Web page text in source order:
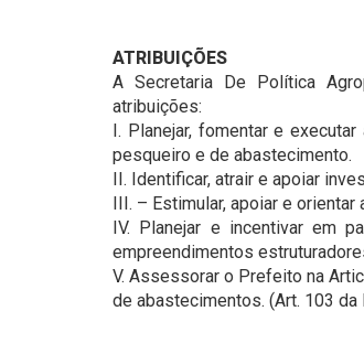
ATRIBUIÇÕES
A Secretaria De Política
atribuições:
I. Planejar, fomentar e
pesqueiro e de abastecimento.
II. Identificar, atrair e apoiar
III. – Estimular, apoiar e
IV. Planejar e incentivar em
empreendimentos
V. Assessorar o Prefeito na
de abastecimentos. (Art. 103 da